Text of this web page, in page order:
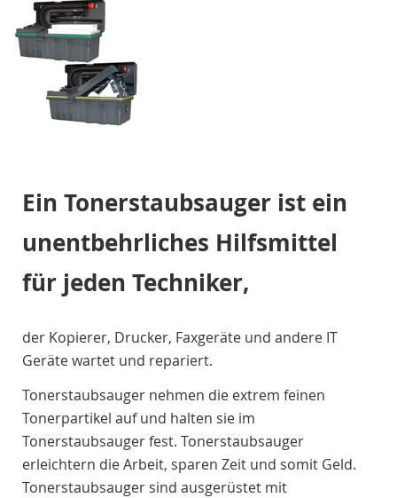
Ein Tonerstaubsauger ist ein
unentbehrliches Hilfsmittel
für jeden Techniker,
der Kopierer, Drucker, Faxgeräte und andere IT
Geräte wartet und repariert.
Tonerstaubsauger nehmen die extrem feinen
Tonerpartikel auf und halten sie im
Tonerstaubsauger fest. Tonerstaubsauger
erleichtern die Arbeit, sparen Zeit und somit Geld.
Tonerstaubsauger sind ausgerüstet mit